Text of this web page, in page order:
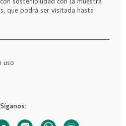
que podrá ser visitada hasta
uso
Síganos: